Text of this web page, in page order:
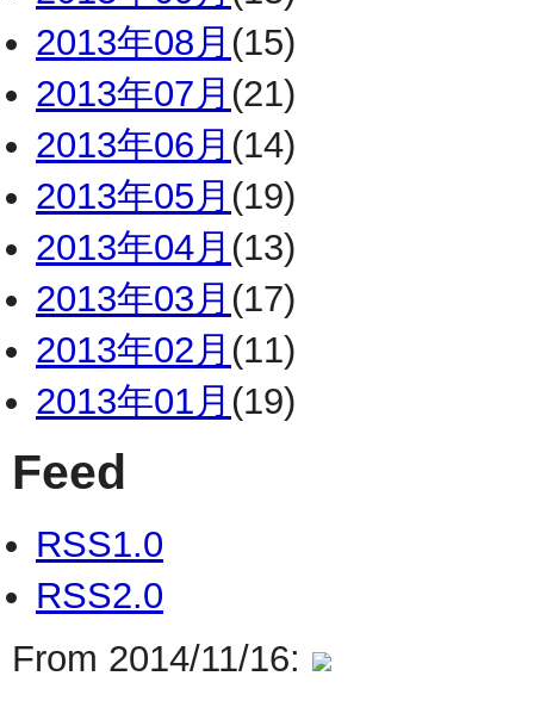
2013年08月 (15)
2013年07月 (21)
2013年06月 (14)
2013年05月 (19)
2013年04月 (13)
2013年03月 (17)
2013年02月 (11)
2013年01月 (19)
Feed
RSS1.0
RSS2.0
From 2014/11/16: